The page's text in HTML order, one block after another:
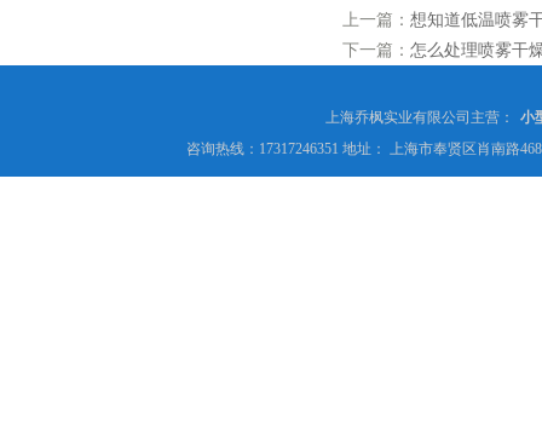
上一篇： 想知道低温喷雾
下一篇： 怎么处理喷雾干
上海乔枫实业有限公司主营：
小
咨询热线：17317246351 地址： 上海市奉贤区肖南路